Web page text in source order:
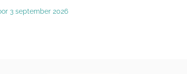
3 september 2026